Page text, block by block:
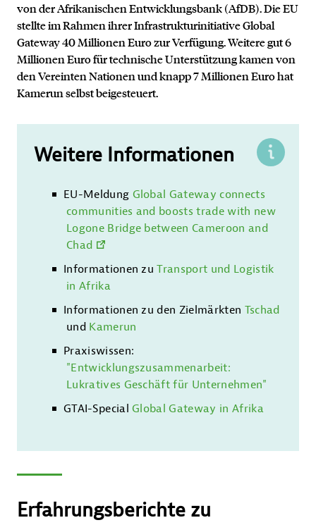
von der Afrikanischen Entwicklungsbank (AfDB). Die EU
stellte im Rahmen ihrer Infrastrukturinitiative Global
Gateway 40 Millionen Euro zur Verfügung. Weitere gut 6
Millionen Euro für technische Unterstützung kamen von
den Vereinten Nationen und knapp 7 Millionen Euro hat
Kamerun selbst beigesteuert.
Weitere Informationen
EU-Meldung Global Gateway connects
communities and boosts trade with new
Logone Bridge between Cameroon and
Chad
Informationen zuTransport und Logistik
in Afrika
Informationen zu den Zielmärkten Tschad
und Kamerun
Praxiswissen:
"Entwicklungszusammenarbeit:
Lukratives Geschäft für Unternehmen"
GTAI-SpecialGlobal Gateway in Afrika
Erfahrungsberichte zu
Kontakt